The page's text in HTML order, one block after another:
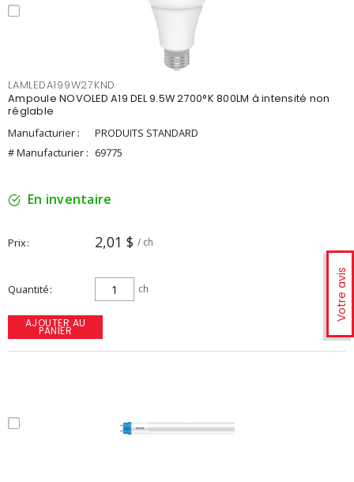
Votre avis
LAMLEDA199W27KND
Ampoule NOVOLED A19 DEL 9.5W 2700°K 800LM à intensité non
réglable
Manufacturier :
PRODUITS STANDARD
# Manufacturier : 69775
En inventaire
Prix 2,01 $ / ch
Quantité ch
AJOUTER AU
PANIER